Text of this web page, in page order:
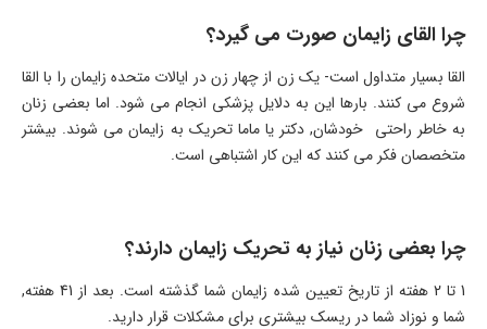
چرا القای زایمان صورت می گیرد؟
القا بسیار متداول است- یک زن از چهار زن در ایالات متحده زایمان را با القا
شروع می کنند. بارها این به دلایل پزشکی انجام می شود. اما بعضی زنان
به خاطر راحتی خودشان, دکتر یا ماما تحریک به زایمان می شوند. بیشتر
متخصصان فکر می کنند که این کار اشتباهی است.
چرا بعضی زنان نیاز به تحریک زایمان دارند؟
1 تا 2 هفته از تاریخ تعیین شده زایمان شما گذشته است. بعد از 41 هفته,
شما و نوزاد شما در ریسک بیشتری برای مشکلات قرار دارید.